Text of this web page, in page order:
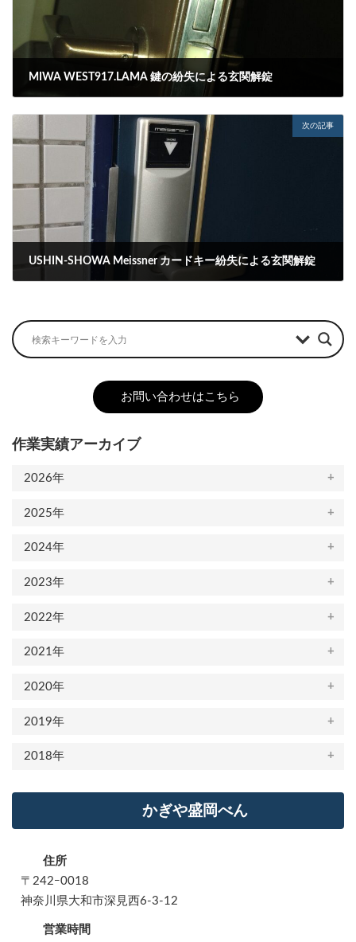
MIWA WEST917.LAMA 鍵の紛失による玄関解錠
次の記事
USHIN-SHOWA Meissner カードキー紛失による玄関解錠
お問い合わせはこちら
作業実績アーカイブ
2026年
2025年
2024年
2023年
2022年
2021年
2020年
2019年
2018年
かぎや盛岡べん
住所
〒242ｰ0018
神奈川県大和市深見西6-3-12
営業時間